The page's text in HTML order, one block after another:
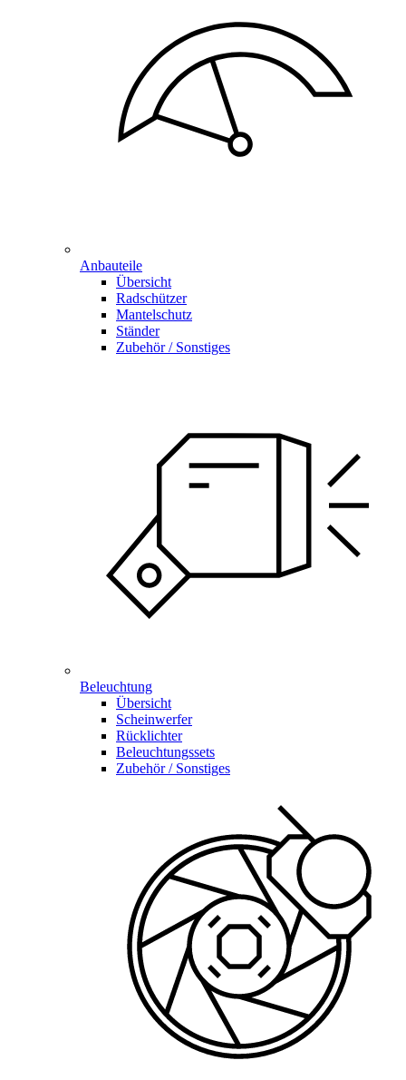
Anbauteile
Übersicht
Radschützer
Mantelschutz
Ständer
Zubehör / Sonstiges
Beleuchtung
Übersicht
Scheinwerfer
Rücklichter
Beleuchtungssets
Zubehör / Sonstiges